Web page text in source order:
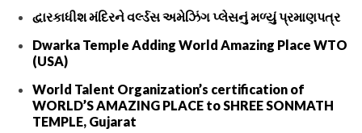
દ્વારકાધીશ મંદિરને વર્લ્ડસ અમેઝિંગ પ્લેસનું મળ્યું પ્રમાણપત્ર
Dwarka Temple Adding World Amazing Place WTO
(USA)
World Talent Organization’s certification of
WORLD’S AMAZING PLACE to SHREE SONMATH
TEMPLE, Gujarat